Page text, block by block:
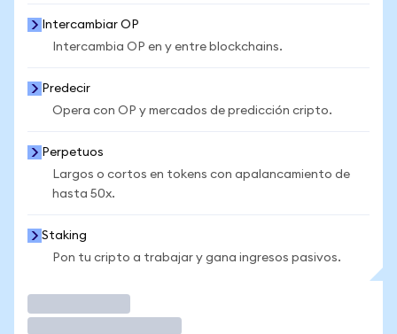
Intercambiar OP
Intercambia OP en y entre blockchains.
Predecir
Opera con OP y mercados de predicción cripto.
Perpetuos
Largos o cortos en tokens con apalancamiento de
hasta 50x.
Staking
Pon tu cripto a trabajar y gana ingresos pasivos.